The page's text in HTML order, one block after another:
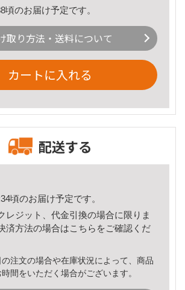
頃のお届け予定です。
取り方法・送料について
カートに入れる
配送する
頃のお届け予定です。
レジット、代金引換の場合に限りま
済方法の場合はこちら をご確認くだ
注文の場合や在庫状況によって、商品
間をいただく場合がございます。